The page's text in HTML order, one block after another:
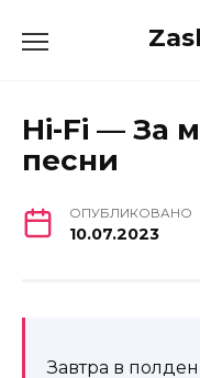
Hi-Fi — За
песни
ОПУБЛИКОВАНО
10.07.2023
Завтра в